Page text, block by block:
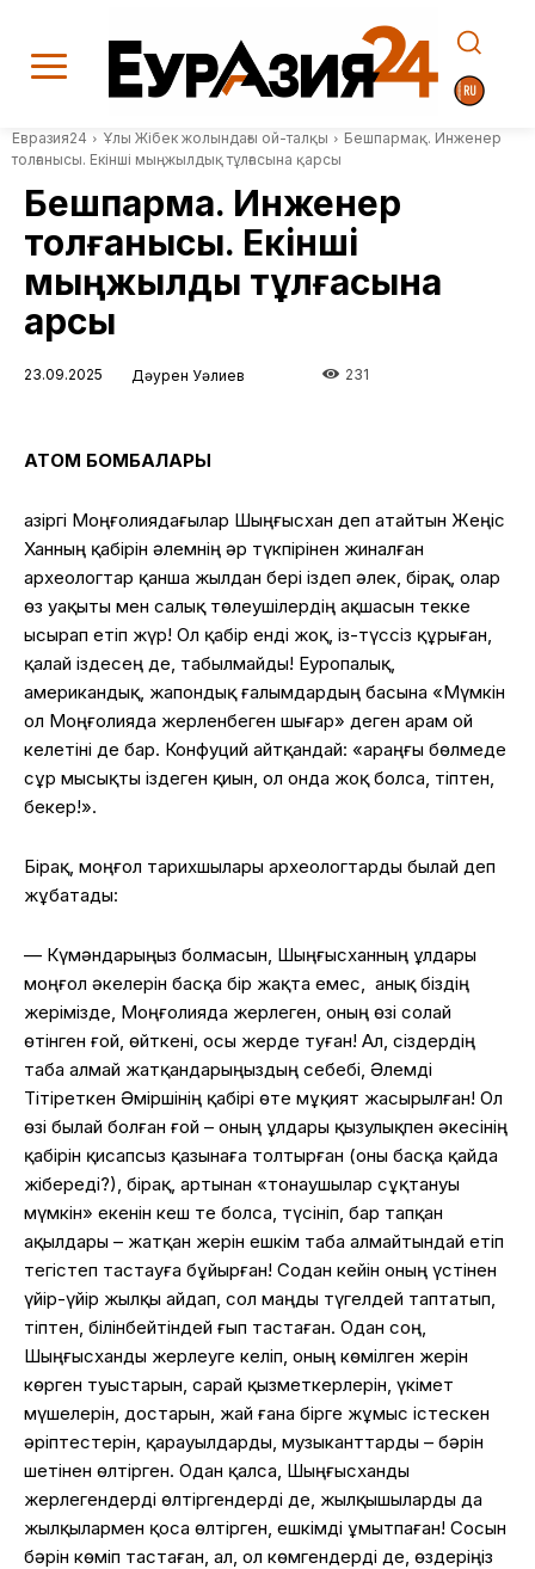
Евразия24 Ұлы Жібек жолындағы ой-талқы
Бешпармақ. Инженер
толғанысы. Екінші мыңжылдық тұлғасына қарсы
Бешпармақ. Инженер
толғанысы. Екінші
мыңжылдық тұлғасына
қарсы
23.09.2025 Дәурен Уәлиев 231
АТОМ БОМБАЛАРЫ
Қазіргі Моңғолиядағылар Шыңғысхан деп атайтын Жеңіс
Ханның қабірін әлемнің әр түкпірінен жиналған
археологтар қанша жылдан бері іздеп әлек, бірақ, олар
өз уақыты мен салық төлеушілердің ақшасын текке
ысырап етіп жүр! Ол қабір енді жоқ, із-түссіз құрыған,
қалай іздесең де, табылмайды! Еуропалық,
американдық, жапондық ғалымдардың басына «Мүмкін
ол Моңғолияда жерленбеген шығар» деген арам ой
келетіні де бар. Конфуций айтқандай: «Қараңғы бөлмеде
сұр мысықты іздеген қиын, ол онда жоқ болса, тіптен,
бекер!».
Бірақ, моңғол тарихшылары археологтарды былай деп
жұбатады:
— Күмәндарыңыз болмасын, Шыңғысханның ұлдары
моңғол әкелерін басқа бір жақта емес, анық біздің
жерімізде, Моңғолияда жерлеген, оның өзі солай
өтінген ғой, өйткені, осы жерде туған! Ал, сіздердің
таба алмай жатқандарыңыздың себебі, Әлемді
Тітіреткен Әміршінің қабірі өте мұқият жасырылған! Ол
өзі былай болған ғой – оның ұлдары қызулықпен әкесінің
қабірін қисапсыз қазынаға толтырған (оны басқа қайда
жібереді?), бірақ, артынан «тонаушылар сұқтануы
мүмкін» екенін кеш те болса, түсініп, бар тапқан
ақылдары – жатқан жерін ешкім таба алмайтындай етіп
тегістеп тастауға бұйырған! Содан кейін оның үстінен
үйір-үйір жылқы айдап, сол маңды түгелдей таптатып,
тіптен, білінбейтіндей ғып тастаған. Одан соң,
Шыңғысханды жерлеуге келіп, оның көмілген жерін
көрген туыстарын, сарай қызметкерлерін, үкімет
мүшелерін, достарын, жай ғана бірге жұмыс істескен
әріптестерін, қарауылдарды, музыканттарды – бәрін
шетінен өлтірген. Одан қалса, Шыңғысханды
жерлегендерді өлтіргендерді де, жылқышыларды да
жылқылармен қоса өлтірген, ешкімді ұмытпаған! Сосын
бәрін көміп тастаған, ал, ол көмгендерді де, өздеріңіз